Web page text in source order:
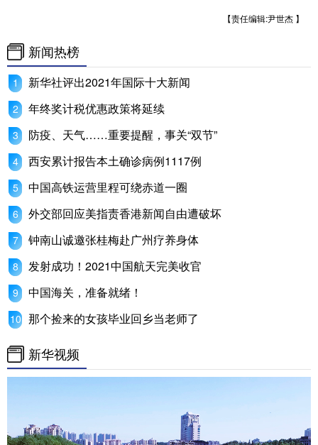
【责任编辑:尹世杰 】
新闻热榜
新华社评出2021年国际十大新闻
年终奖计税优惠政策将延续
防疫、天气……重要提醒，事关“双节”
西安累计报告本土确诊病例1117例
中国高铁运营里程可绕赤道一圈
外交部回应美指责香港新闻自由遭破坏
钟南山诚邀张桂梅赴广州疗养身体
发射成功！2021中国航天完美收官
中国海关，准备就绪！
那个捡来的女孩毕业回乡当老师了
新华视频